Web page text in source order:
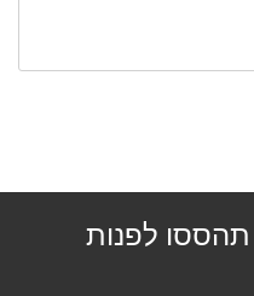
תהססו לפנות